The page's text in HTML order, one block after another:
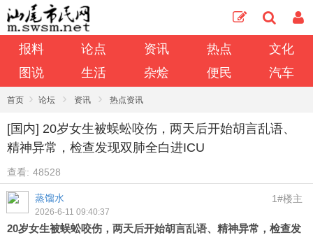
报料 论点 资讯 热点
文化
图说
生活 杂烩 便民 汽车
首页 › 论坛 › 资讯 › 热点资讯
[国内] 20岁女生被蜈蚣咬伤，两天后开始胡言乱语、
精神异常，检查发现双肺全白进ICU
查看: 48528
蒸馏水
2026-6-11 09:40:37
1#楼主
20岁女生被蜈蚣咬伤，两天后开始胡言乱语、精神异常，检查发